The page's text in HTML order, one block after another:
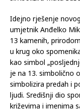
Idejno rješenje
umjetnik Anđelko
13 kamenih,
u krug oko
kao simbol
je na 13. simbolično
simbolizira predah i
ljudi. Središnji dio
križevima i imenima